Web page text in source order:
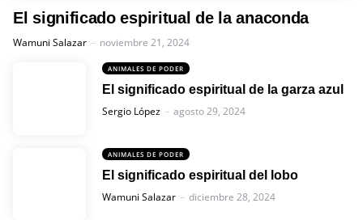
El significado espiritual de la anaconda
Posted
Wamuni Salazar noviembre 21, 2024
ANIMALES DE PODER
El significado espiritual de la garza azul
Posted
Sergio López agosto 29, 2024
ANIMALES DE PODER
El significado espiritual del lobo
Posted
Wamuni Salazar diciembre 28, 2024